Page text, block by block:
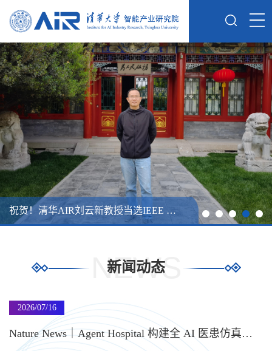
祝贺！AIR院长张亚勤荣获中国政府友谊奖
张亚勤院士最新力作《智能涌现 AI时代的思考与探索》正式上线
张亚勤出席在大连举办的世界经济论坛第十六届新领军者年会（夏季达沃斯论坛）
祝贺！清华AIR刘云新教授当选IEEE Fellow
AIR张亚勤院长联合召集人工智能安全国际对话
NEWS
新闻动态
2026/07/16
Nature News｜Agent Hospital 构建全 AI 医患仿真体系，赋能实体医院协同诊疗